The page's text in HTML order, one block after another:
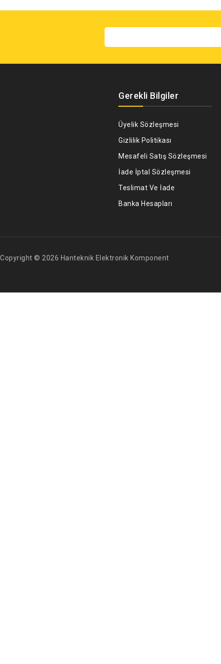
Gerekli Bilgiler
Üyelik Sözleşmesi
Gizlilik Politikası
Mesafeli Satış Sözleşmesi
İade İptal Sözleşmesi
Teslimat Ve İade
Banka Hesapları
Copyright © 2026 Hanteknik Elektronik Komponent